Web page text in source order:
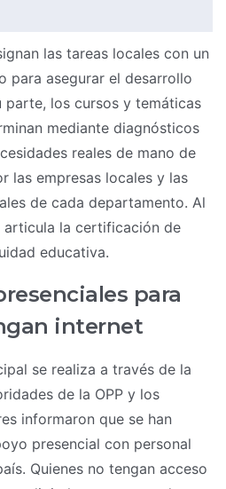
las tareas locales con un
para asegurar el desarrollo
parte, los cursos y temáticas
mediante diagnósticos
reales de mano de
las empresas locales y las
de cada departamento. Al
articula la certificación de
educativa.
para
internet
se realiza a través de la
de la OPP y los
informaron que se han
presencial con personal
Quienes no tengan acceso